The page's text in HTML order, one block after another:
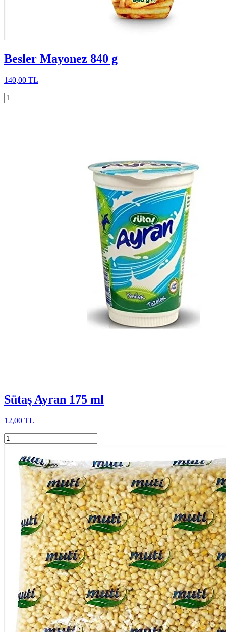
Besler Mayonez 840 g
140,00 TL
Sütaş Ayran 175 ml
12,00 TL